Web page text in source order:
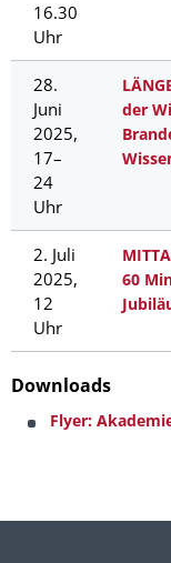
16.30
Uhr
28.
Juni
2025,
17–
24
Uhr
der
2. Juli
2025,
12
Uhr
60
Downloads
Flyer: